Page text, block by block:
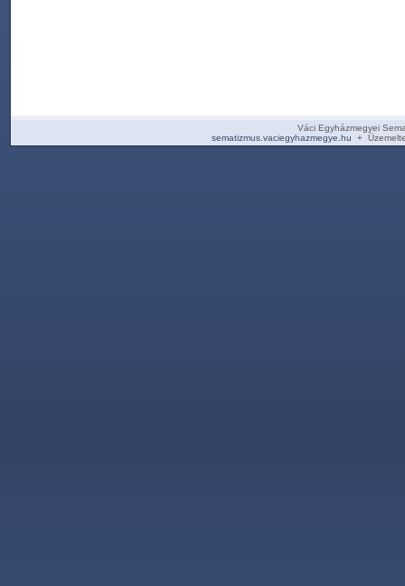
Váci Egyházmegyei
sematizmus.vaciegyhazmegye.hu +